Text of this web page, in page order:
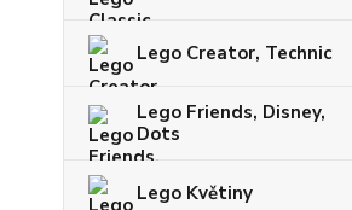
Lego Creator, Technic
Lego Friends, Disney,
Dots
Lego Květiny